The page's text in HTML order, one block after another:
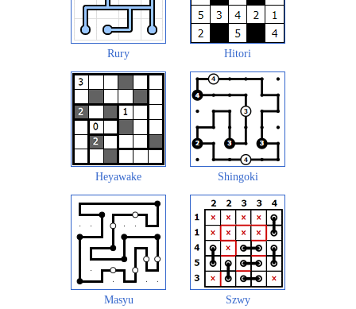
Rury Hitori
Heyawake Shingoki
Masyu Szwy